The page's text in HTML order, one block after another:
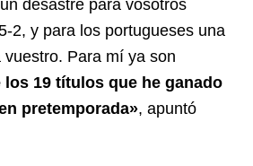
desastre para vosotros
2, y para los portugueses una
Para mí ya son
los 19 títulos que he ganado
pretemporada», apuntó